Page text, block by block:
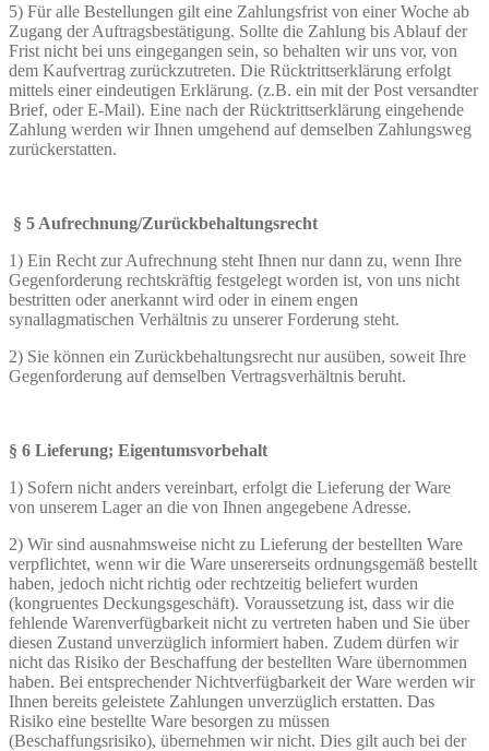
5) Für alle Bestellungen gilt eine Zahlungsfrist von einer Woche ab
Zugang der Auftragsbestätigung. Sollte die Zahlung bis Ablauf der
Frist nicht bei uns eingegangen sein, so behalten wir uns vor, von
dem Kaufvertrag zurückzutreten. Die Rücktrittserklärung erfolgt
mittels einer eindeutigen Erklärung. (z.B. ein mit der Post versandter
Brief, oder E-Mail). Eine nach der Rücktrittserklärung eingehende
Zahlung werden wir Ihnen umgehend auf demselben Zahlungsweg
zurückerstatten.
§ 5 Aufrechnung/Zurückbehaltungsrecht
1) Ein Recht zur Aufrechnung steht Ihnen nur dann zu, wenn Ihre
Gegenforderung rechtskräftig festgelegt worden ist, von uns nicht
bestritten oder anerkannt wird oder in einem engen
synallagmatischen Verhältnis zu unserer Forderung steht.
2) Sie können ein Zurückbehaltungsrecht nur ausüben, soweit Ihre
Gegenforderung auf demselben Vertragsverhältnis beruht.
§ 6 Lieferung; Eigentumsvorbehalt
1) Sofern nicht anders vereinbart, erfolgt die Lieferung der Ware
von unserem Lager an die von Ihnen angegebene Adresse.
2) Wir sind ausnahmsweise nicht zu Lieferung der bestellten Ware
verpflichtet, wenn wir die Ware unsererseits ordnungsgemäß bestellt
haben, jedoch nicht richtig oder rechtzeitig beliefert wurden
(kongruentes Deckungsgeschäft). Voraussetzung ist, dass wir die
fehlende Warenverfügbarkeit nicht zu vertreten haben und Sie über
diesen Zustand unverzüglich informiert haben. Zudem dürfen wir
nicht das Risiko der Beschaffung der bestellten Ware übernommen
haben. Bei entsprechender Nichtverfügbarkeit der Ware werden wir
Ihnen bereits geleistete Zahlungen unverzüglich erstatten. Das
Risiko eine bestellte Ware besorgen zu müssen
(Beschaffungsrisiko), übernehmen wir nicht. Dies gilt auch bei der